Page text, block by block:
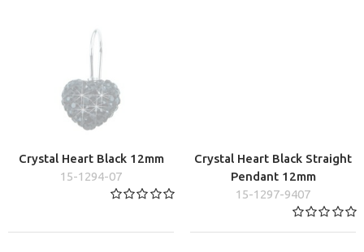
Crystal Heart Black 12mm
15-1294-07
Crystal Heart Black Straight
Pendant 12mm
15-1297-9407